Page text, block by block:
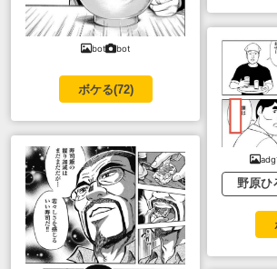
bot bot
ボケる(72)
野原ひ